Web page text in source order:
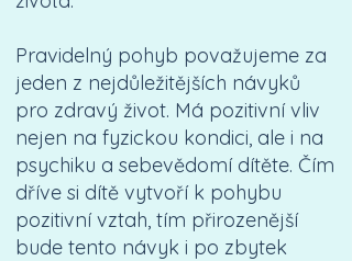
Pravidelný pohyb považujeme za
jeden z nejdůležitějších návyků
pro zdravý život. Má pozitivní vliv
nejen na fyzickou kondici, ale i na
psychiku a sebevědomí dítěte. Čím
dříve si dítě vytvoří k pohybu
pozitivní vztah, tím přirozenější
bude tento návyk i po zbytek